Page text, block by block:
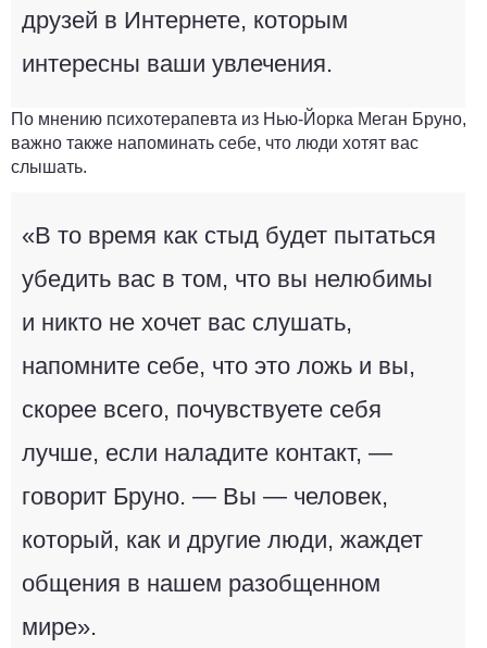
друзей в Интернете, которым
интересны ваши увлечения.
По мнению психотерапевта из Нью-Йорка Меган Бруно,
важно также напоминать себе, что люди хотят вас
слышать.
«В то время как стыд будет пытаться
убедить вас в том, что вы нелюбимы
и никто не хочет вас слушать,
напомните себе, что это ложь и вы,
скорее всего, почувствуете себя
лучше, если наладите контакт, ―
говорит Бруно. ― Вы ― человек,
который, как и другие люди, жаждет
общения в нашем разобщенном
мире».